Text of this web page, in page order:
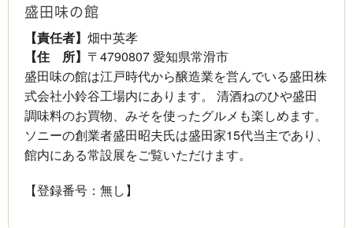
盛田味の館
【責任者】 畑中英孝
【住 所】 〒4790807 愛知県常滑市
盛田味の館は江戸時代から醸造業を営んでいる盛田株
式会社小鈴谷工場内にあります。 清酒ねのひや盛田
調味料のお買物、みそを使ったグルメも楽しめます。
ソニーの創業者盛田昭夫氏は盛田家15代当主であり、
館内にある常設展をご覧いただけます。
【登録番号：無し】